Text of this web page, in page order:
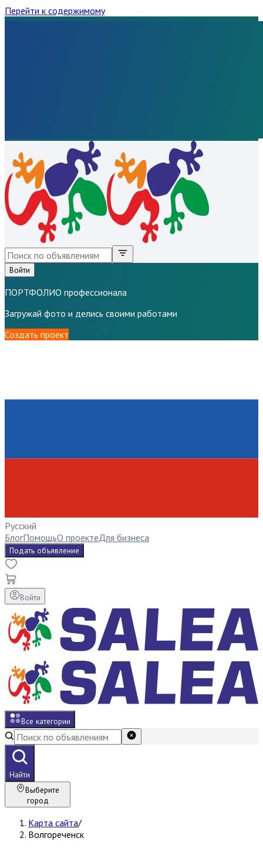
Перейти к содержимому
Войти
ПОРТФОЛИО профессионала
Загружай фото и делись своими работами
Создать проект
Русский
БлогПомощьО проектеДля бизнеса
Подать объявление
Войти
Все категории
Найти
Выберите
город
Карта сайта/
Волгореченск